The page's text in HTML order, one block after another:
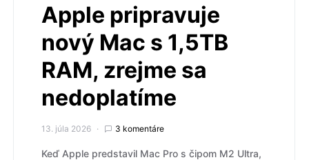
Apple pripravuje
nový Mac s 1,5TB
RAM, zrejme sa
nedoplatíme
13. júla 2026 3 komentáre
Keď Apple predstavil Mac Pro s čipom M2 Ultra,